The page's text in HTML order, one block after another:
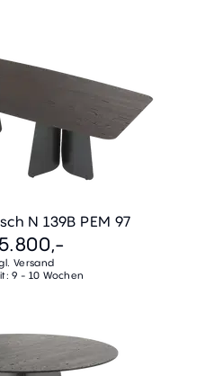
N 139B PEM 97
Versand
9 - 10 Wochen